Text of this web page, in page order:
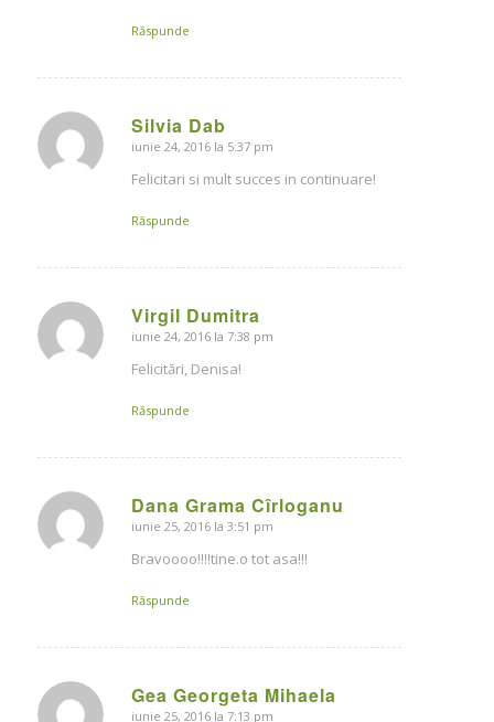
Răspunde
Silvia Dab
says:
iunie 24, 2016 la 5:37 pm
Felicitari si mult succes in continuare!
Răspunde
Virgil Dumitra
says:
iunie 24, 2016 la 7:38 pm
Felicitări, Denisa!
Răspunde
Dana Grama Cîrloganu
says:
iunie 25, 2016 la 3:51 pm
Bravoooo!!!!tine.o tot asa!!!
Răspunde
Gea Georgeta Mihaela
iunie 25, 2016 la 7:13 pm